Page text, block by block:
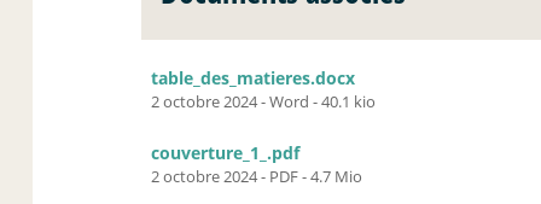
table_des_matieres.docx
2 octobre 2024-Word -40.1 kio
couverture_1_.pdf
2 octobre 2024- PDF-4.7 Mio